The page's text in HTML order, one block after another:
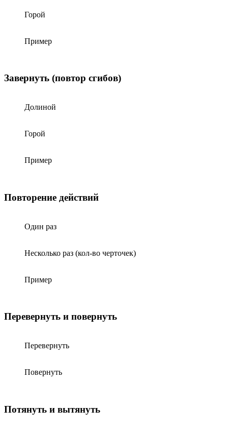
Горой
Пример
Завернуть (повтор сгибов)
Долиной
Горой
Пример
Повторение действий
Один раз
Несколько раз (кол-во черточек)
Пример
Перевернуть и повернуть
Перевернуть
Повернуть
Потянуть и вытянуть